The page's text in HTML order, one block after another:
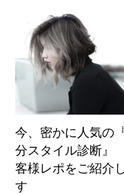
今、密かに人気の
分スタイル診断
客様レポをご紹介
す